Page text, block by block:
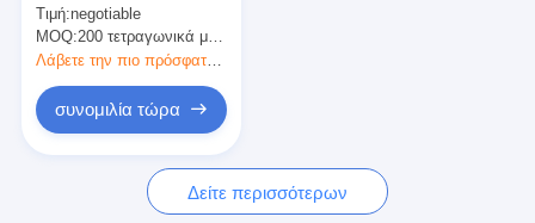
πάχος 25mm.
Τιμή:negotiable
MOQ:200 τετραγωνικά μέτρα
Λάβετε την πιο πρόσφατη τιμή
συνομιλία τώρα
Δείτε περισσότερων